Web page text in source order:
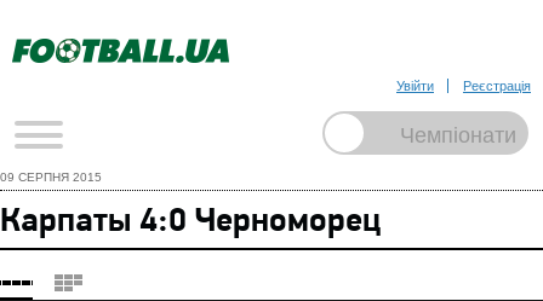
Увійти Реєстрація
09 СЕРПНЯ 2015
Карпаты 4:0 Черноморец